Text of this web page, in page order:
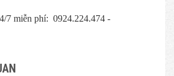
7 miễn phí: 0924.224.474 -